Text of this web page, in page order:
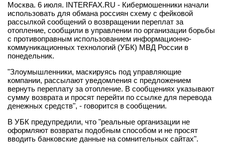
Москва. 6 июля. INTERFAX.RU - Кибермошенники начали
использовать для обмана россиян схему с фейковой
рассылкой сообщений о возвращении переплат за
отопление, сообщили в управлении по организации борьбы
с противоправным использованием информационно-
коммуникационных технологий (УБК) МВД России в
понедельник.
"Злоумышленники, маскируясь под управляющие
компании, рассылают уведомления с предложением
вернуть переплату за отопление. В сообщениях указывают
сумму возврата и просят перейти по ссылке для перевода
денежных средств", - говорится в сообщении.
В УБК предупредили, что "реальные организации не
оформляют возвраты подобным способом и не просят
вводить банковские данные на сомнительных сайтах".